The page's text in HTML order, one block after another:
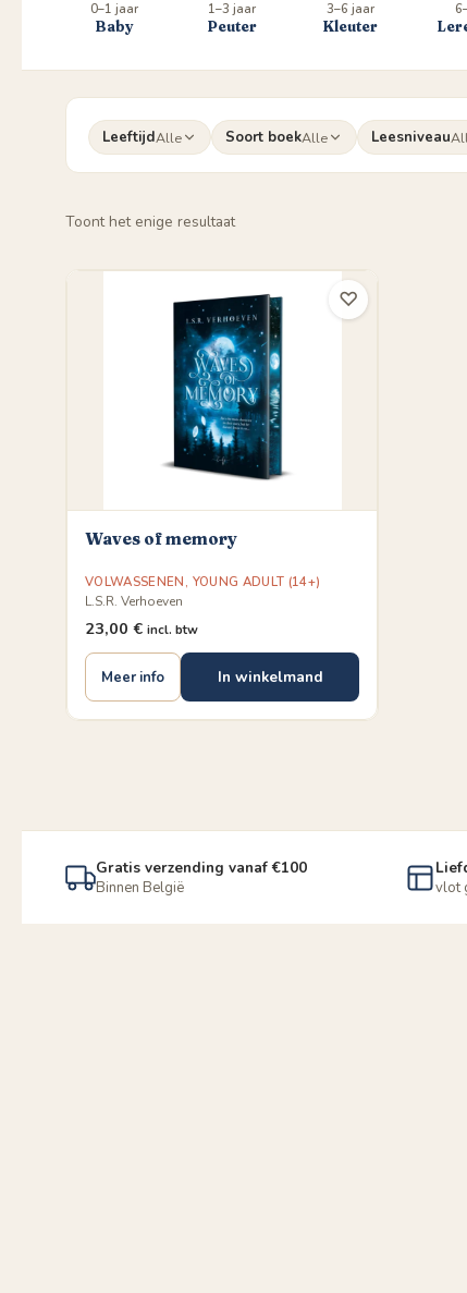
0–1 jaar
Baby
1–3 jaar
Peuter
3–6 jaar
Kleuter
LeeftijdAlle Soort boekAlle Leesniveau
Toont het enige resultaat
Waves of memory
VOLWASSENEN, YOUNG ADULT (14+)
L.S.R. Verhoeven
23,00 € incl. btw
Meer info In winkelmand
♡
Gratis verzending vanaf €100
Binnen België vlot